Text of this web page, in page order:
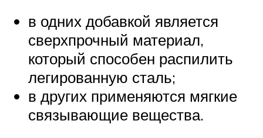
в одних добавкой является
сверхпрочный материал,
который способен распилить
легированную сталь;
в других применяются мягкие
связывающие вещества.